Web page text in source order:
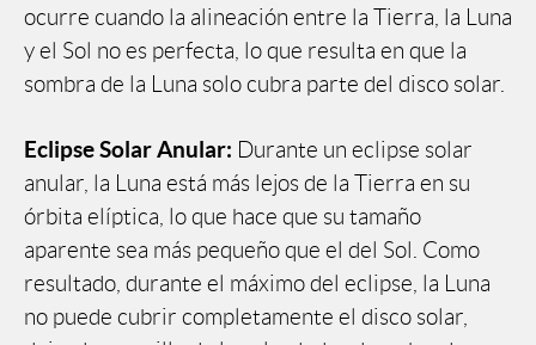
ocurre cuando la alineación entre la Tierra, la Luna
y el Sol no es perfecta, lo que resulta en que la
sombra de la Luna solo cubra parte del disco solar.
Eclipse Solar Anular: Durante un eclipse solar
anular, la Luna está más lejos de la Tierra en su
órbita elíptica, lo que hace que su tamaño
aparente sea más pequeño que el del Sol. Como
resultado, durante el máximo del eclipse, la Luna
no puede cubrir completamente el disco solar,